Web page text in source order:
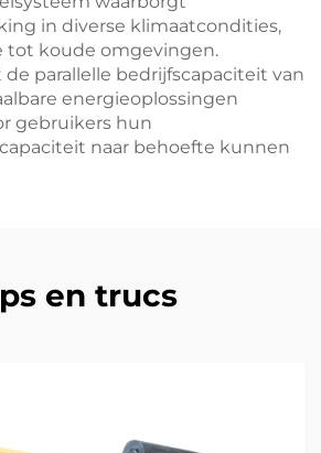
in diverse klimaatcondities,
tot koude omgevingen.
parallelle bedrijfscapaciteit van
energieoplossingen
gebruikers hun
naar behoefte kunnen
en trucs